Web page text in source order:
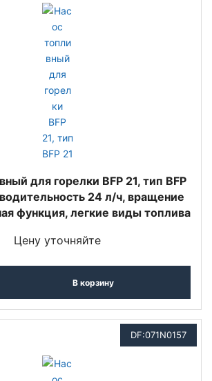
для горелки BFP 21, тип BFP
24 л/ч, вращение
функция, легкие виды топлива
Цену уточняйте
В корзину
DF:071N0157